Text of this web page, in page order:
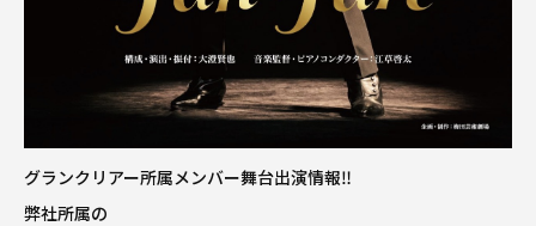
グランクリアー所属メンバー舞台出演情報‼️
弊社所属の